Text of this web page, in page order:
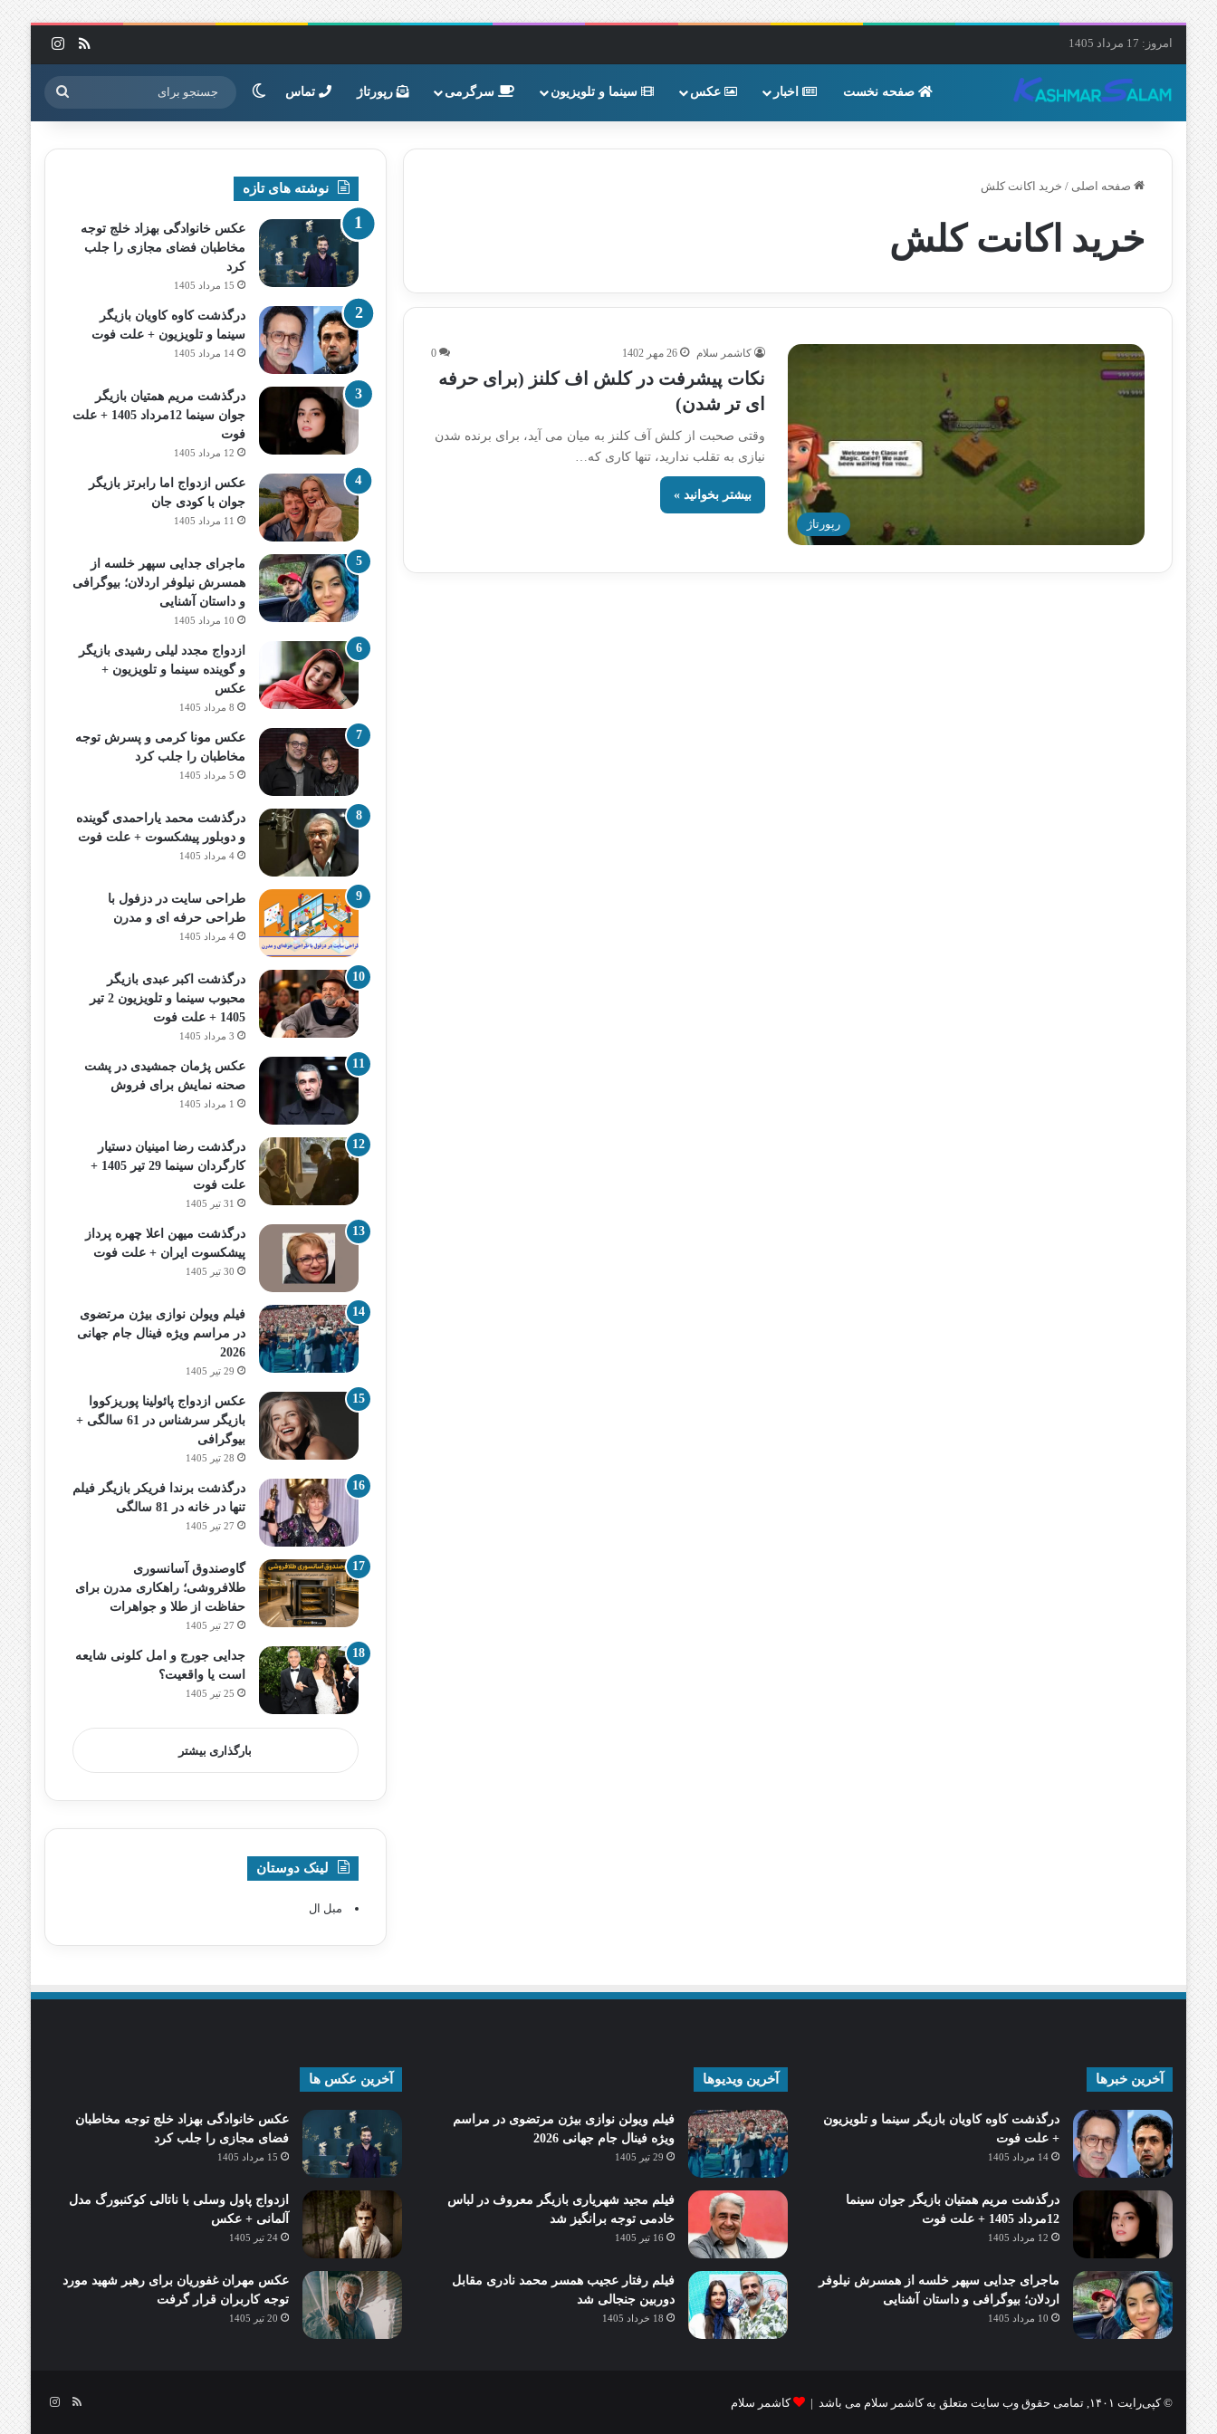
امروز: 17 مرداد 1405 خوراک
صفحه نخست اخبار عکس سینما و تلویزیون سرگرمی رپورتاژ تماس تغییر پوسته جستجو
برای
صفحه اصلی / خرید اکانت کلش
خرید اکانت کلش
رپورتاژ
کاشمر سلام 26 مهر 1402 0
نکات پیشرفت در کلش اف کلنز (برای حرفه
ای تر شدن)
وقتی صحبت از کلش آف کلنز به میان می آید، برای برنده شدن
نیازی به تقلب ندارید، تنها کاری که…
بیشتر بخوانید »
نوشته های تازه
عکس خانوادگی بهزاد خلج توجه
مخاطبان فضای مجازی را جلب
کرد
15 مرداد 1405
درگذشت کاوه کاویان بازیگر
سینما و تلویزیون + علت فوت
14 مرداد 1405
درگذشت مریم همتیان بازیگر
جوان سینما 12مرداد 1405 + علت
فوت
12 مرداد 1405
عکس ازدواج اما رابرتز بازیگر
جوان با کودی جان
11 مرداد 1405
ماجرای جدایی سپهر خلسه از
همسرش نیلوفر اردلان؛ بیوگرافی
و داستان آشنایی
10 مرداد 1405
ازدواج مجدد لیلی رشیدی بازیگر
و گوینده سینما و تلویزیون +
عکس
8 مرداد 1405
عکس مونا کرمی و پسرش توجه
مخاطبان را جلب کرد
5 مرداد 1405
درگذشت محمد یاراحمدی گوینده
و دوبلور پیشکسوت + علت فوت
4 مرداد 1405
طراحی سایت در دزفول با
طراحی حرفه‌ ای و مدرن
4 مرداد 1405
درگذشت اکبر عبدی بازیگر
محبوب سینما و تلویزیون 2 تیر
1405 + علت فوت
3 مرداد 1405
عکس پژمان جمشیدی در پشت
صحنه نمایش برای فروش
1 مرداد 1405
درگذشت رضا امینیان دستیار
کارگردان سینما 29 تیر 1405 +
علت فوت
31 تیر 1405
درگذشت میهن اعلا چهره پرداز
پیشکسوت ایران + علت فوت
30 تیر 1405
فیلم ویولن نوازی بیژن مرتضوی
در مراسم ویژه فینال جام جهانی
2026
29 تیر 1405
عکس ازدواج پائولینا پوریزکووا
بازیگر سرشناس در 61 سالگی +
بیوگرافی
28 تیر 1405
درگذشت برندا فریکر بازیگر فیلم
تنها در خانه در 81 سالگی
27 تیر 1405
گاوصندوق آسانسوری
طلافروشی؛ راهکاری مدرن برای
حفاظت از طلا و جواهرات
27 تیر 1405
جدایی جورج و امل کلونی شایعه
است یا واقعیت؟
25 تیر 1405
بارگذاری بیشتر
لینک دوستان
مبل ال
آخرین خبرها
درگذشت کاوه کاویان بازیگر سینما و تلویزیون
+ علت فوت
14 مرداد 1405
درگذشت مریم همتیان بازیگر جوان سینما
12مرداد 1405 + علت فوت
12 مرداد 1405
ماجرای جدایی سپهر خلسه از همسرش نیلوفر
اردلان؛ بیوگرافی و داستان آشنایی
10 مرداد 1405
آخرین ویدیوها
فیلم ویولن نوازی بیژن مرتضوی در مراسم
ویژه فینال جام جهانی 2026
29 تیر 1405
فیلم مجید شهریاری بازیگر معروف در لباس
خادمی توجه برانگیز شد
16 تیر 1405
فیلم رفتار عجیب همسر محمد نادری مقابل
دوربین جنجالی شد
18 خرداد 1405
آخرین عکس ها
عکس خانوادگی بهزاد خلج توجه مخاطبان
فضای مجازی را جلب کرد
15 مرداد 1405
ازدواج پاول وسلی با ناتالی کوکنبورگ مدل
آلمانی + عکس
24 تیر 1405
عکس مهران غفوریان برای رهبر شهید مورد
توجه کاربران قرار گرفت
20 تیر 1405
© کپی‌رایت ۱۴۰۱, تمامی حقوق وب سایت متعلق به کاشمر سلام می باشد | کاشمر سلام خوراکاینستاگرام